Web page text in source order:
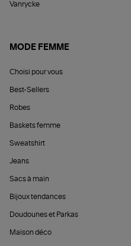
Vanrycke
MODE FEMME
Choisi pour vous
Best-Sellers
Robes
Baskets femme
Sweatshirt
Jeans
Sacs à main
Bijoux tendances
Doudounes et Parkas
Maison déco